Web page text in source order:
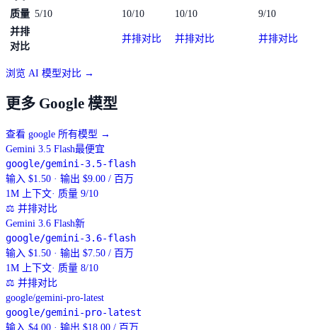
质量 5/10 10/10 10/10
9/10
并排
对比
并排对比 并排对比 并排对比
浏览 AI 模型对比 →
更多 Google 模型
查看 google 所有模型 →
Gemini 3.5 Flash最便宜
google/gemini-3.5-flash
输入 $1.50 · 输出 $9.00 / 百万
1M
上下文· 质量 9/10
⚖ 并排对比
Gemini 3.6 Flash新
google/gemini-3.6-flash
输入 $1.50 · 输出 $7.50 / 百万
1M
上下文· 质量 8/10
⚖ 并排对比
google/gemini-pro-latest
google/gemini-pro-latest
输入 $4.00 · 输出 $18.00 / 百万